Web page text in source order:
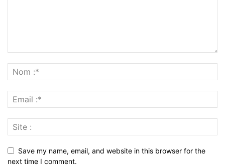
Save my name, email, and website in this browser for the
next time I comment.